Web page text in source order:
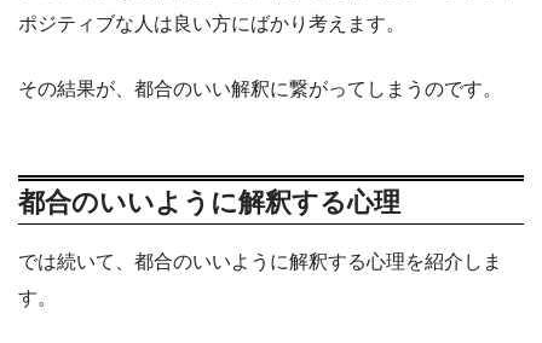
ポジティブな人は良い方にばかり考えます。
その結果が、都合のいい解釈に繋がってしまうのです。
都合のいいように解釈する心理
では続いて、都合のいいように解釈する心理を紹介しま
す。